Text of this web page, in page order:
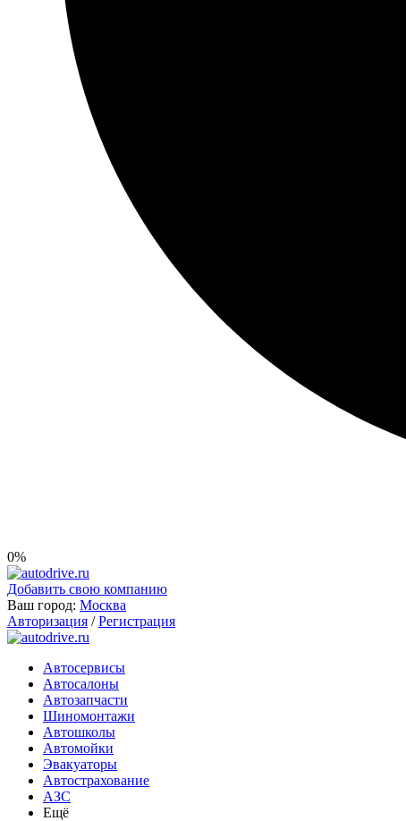
0%
Добавить свою компанию
Ваш город: Москва
Авторизация / Регистрация
Автосервисы
Автосалоны
Автозапчасти
Шиномонтажи
Автошколы
Автомойки
Эвакуаторы
Автострахование
АЗС
Ещё